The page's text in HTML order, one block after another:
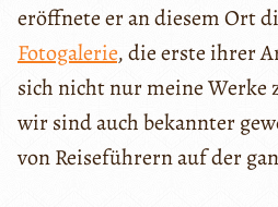
eröffnete er an diesem Ort
Fotogalerie, die erste ihrer
sich nicht nur meine Werke
wir sind auch bekannter
von Reiseführern auf der